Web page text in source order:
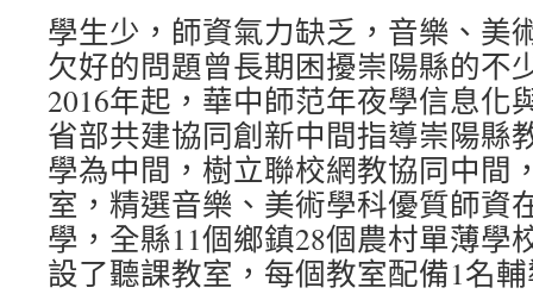
學生少，師資氣力缺乏，音樂、美
欠好的問題曾長期困擾崇陽縣的不
2016年起，華中師范年夜學信息化
省部共建協同創新中間指導崇陽縣
學為中間，樹立聯校網教協同中間
室，精選音樂、美術學科優質師資
學，全縣11個鄉鎮28個農村單薄學
設了聽課教室，每個教室配備1名